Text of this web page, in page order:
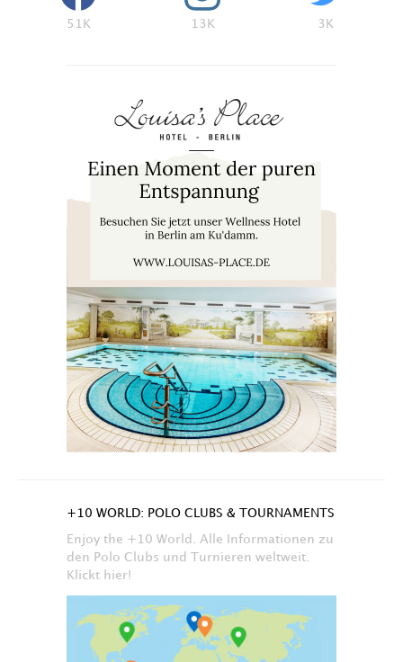
51K 13K 3K
+10 WORLD: POLO CLUBS & TOURNAMENTS
Enjoy the +10 World. Alle Informationen zu
den Polo Clubs und Turnieren weltweit.
Klickt hier!